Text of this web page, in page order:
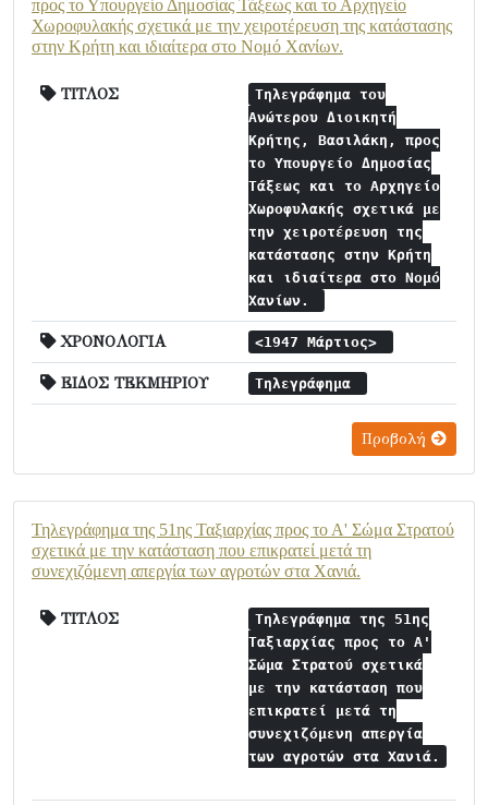
προς το Υπουργείο Δημοσίας Τάξεως και το Αρχηγείο
Χωροφυλακής σχετικά με την χειροτέρευση της κατάστασης
στην Κρήτη και ιδιαίτερα στο Νομό Χανίων.
ΤΙΤΛΟΣ
Τηλεγράφημα του
Ανώτερου Διοικητή
Κρήτης, Βασιλάκη, προς
το Υπουργείο Δημοσίας
Τάξεως και το Αρχηγείο
Χωροφυλακής σχετικά με
την χειροτέρευση της
κατάστασης στην Κρήτη
και ιδιαίτερα στο Νομό
Χανίων.
ΧΡΟΝΟΛΟΓΙΑ <1947 Μάρτιος>
ΕΙΔΟΣ ΤΕΚΜΗΡΙΟΥ Τηλεγράφημα
Προβολή
Τηλεγράφημα της 51ης Ταξιαρχίας προς το Α' Σώμα Στρατού
σχετικά με την κατάσταση που επικρατεί μετά τη
συνεχιζόμενη απεργία των αγροτών στα Χανιά.
ΤΙΤΛΟΣ
Τηλεγράφημα της 51ης
Ταξιαρχίας προς το Α'
Σώμα Στρατού σχετικά
με την κατάσταση που
επικρατεί μετά τη
συνεχιζόμενη απεργία
των αγροτών στα Χανιά.